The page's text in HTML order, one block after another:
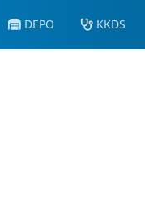
DEPO KKDS